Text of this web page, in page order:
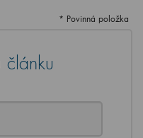
* Povinná položka
článku